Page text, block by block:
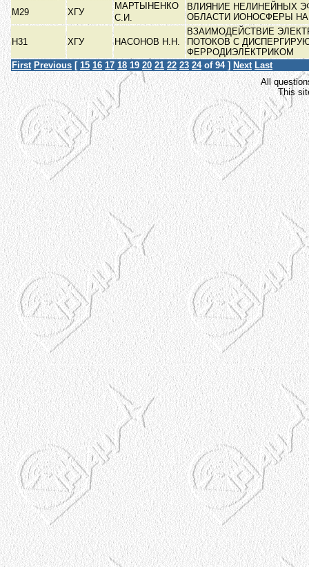
М29
ХГУ
МАРТЫНЕНКО
С.И.
ВЛИЯНИЕ НЕЛИНЕЙНЫХ
ОБЛАСТИ ИОНОСФЕРЫ
Н31 ХГУ НАСОНОВ Н.Н.
ВЗАИМОДЕЙСТВИЕ
ПОТОКОВ С
ФЕРРОДИЭЛЕКТРИКОМ
First Previous [ 15 16 17 18 19 20 21 22 23 24of 94 ] Next Last
All
This